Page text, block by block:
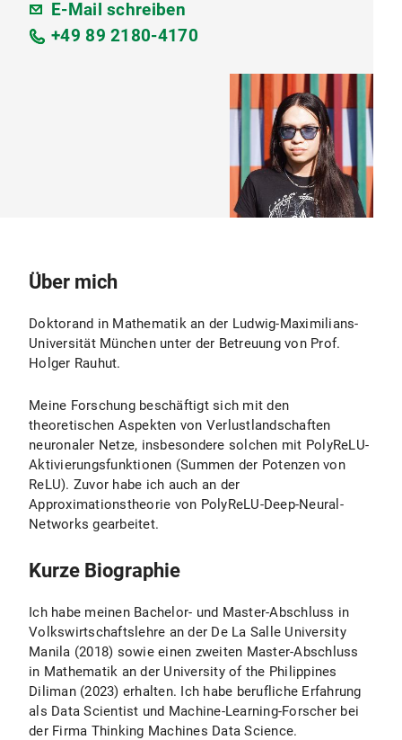
E-Mail schreiben
+49 89 2180-4170
Über mich
Doktorand in Mathematik an der Ludwig-Maximilians-
Universität München unter der Betreuung von Prof.
Holger Rauhut.
Meine Forschung beschäftigt sich mit den
theoretischen Aspekten von Verlustlandschaften
neuronaler Netze, insbesondere solchen mit PolyReLU-
Aktivierungsfunktionen (Summen der Potenzen von
ReLU). Zuvor habe ich auch an der
Approximationstheorie von PolyReLU-Deep-Neural-
Networks gearbeitet.
Kurze Biographie
Ich habe meinen Bachelor- und Master-Abschluss in
Volkswirtschaftslehre an der De La Salle University
Manila (2018) sowie einen zweiten Master-Abschluss
in Mathematik an der University of the Philippines
Diliman (2023) erhalten. Ich habe berufliche Erfahrung
als Data Scientist und Machine-Learning-Forscher bei
der Firma Thinking Machines Data Science.